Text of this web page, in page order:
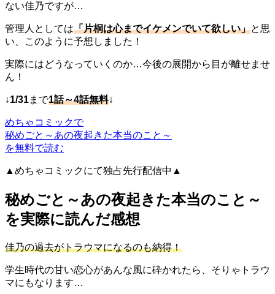
ない佳乃ですが…
管理人としては「片桐は心までイケメンでいて欲しい」と思
い、このように予想しました！
実際にはどうなっていくのか…今後の展開から目が離せませ
ん！
↓1/31まで1話～4話無料↓
めちゃコミックで
秘めごと～あの夜起きた本当のこと～
を無料で読む
▲めちゃコミックにて独占先行配信中▲
秘めごと～あの夜起きた本当のこと～
を実際に読んだ感想
佳乃の過去がトラウマになるのも納得！
学生時代の甘い恋心があんな風に砕かれたら、そりゃトラウ
マにもなります…